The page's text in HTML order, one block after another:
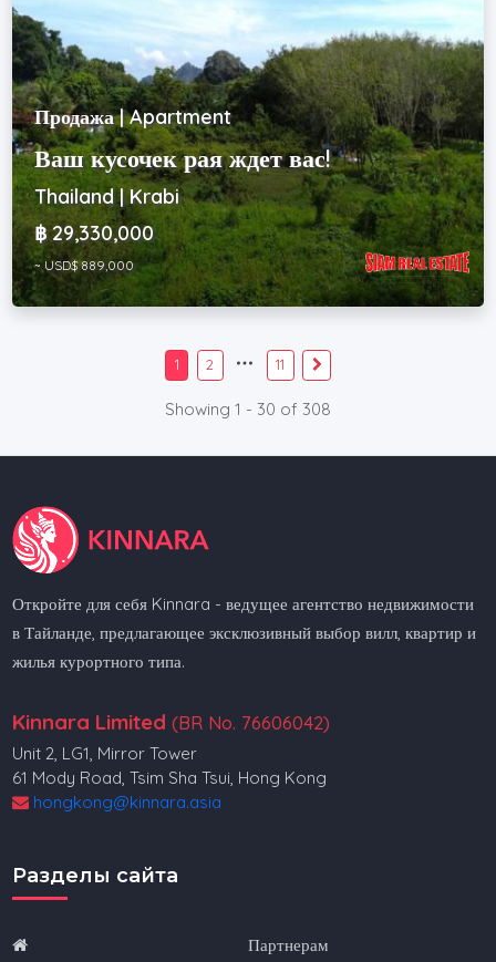
Продажа | Apartment
Ваш кусочек рая ждет вас!
Thailand | Krabi
฿ 29,330,000
~ USD$ 889,000
1 2 11
Showing 1 - 30 of 308
Откройте для себя Kinnara - ведущее агентство недвижимости
в Тайланде, предлагающее эксклюзивный выбор вилл, квартир и
жилья курортного типа.
Kinnara Limited (BR No. 76606042)
Unit 2, LG1, Mirror Tower
61 Mody Road, Tsim Sha Tsui, Hong Kong
hongkong@kinnara.asia
Разделы сайта
Партнерам